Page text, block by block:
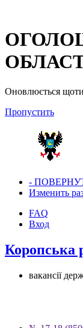
Оновлюється
Пропустить
-
Изменить
FAQ
Вход
вакансії